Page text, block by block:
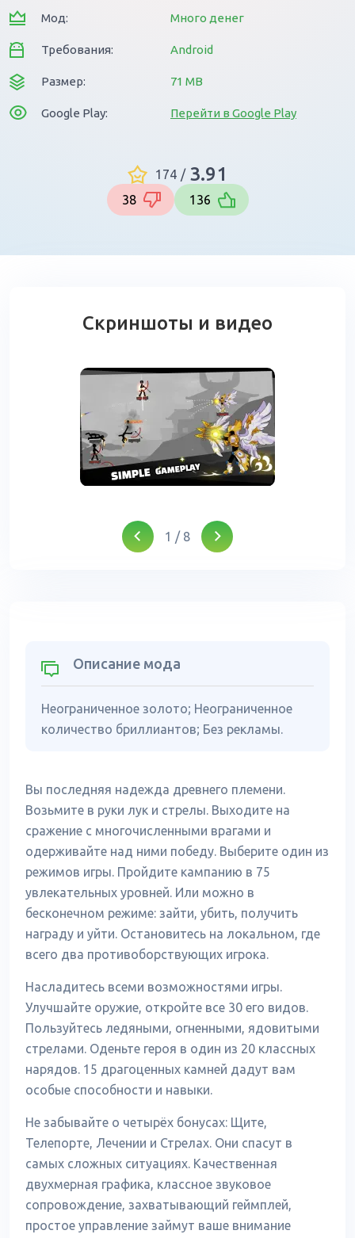
Мод: Много денег
Требования: Android
Размер: 71 MB
Google Play: Перейти в Google Play
174 / 3.91
38 136
Скриншоты и видео
1 / 8
Описание мода
Неограниченное золото; Неограниченное
количество бриллиантов; Без рекламы.
Вы последняя надежда древнего племени.
Возьмите в руки лук и стрелы. Выходите на
сражение с многочисленными врагами и
одерживайте над ними победу. Выберите один из
режимов игры. Пройдите кампанию в 75
увлекательных уровней. Или можно в
бесконечном режиме: зайти, убить, получить
награду и уйти. Остановитесь на локальном, где
всего два противоборствующих игрока.
Насладитесь всеми возможностями игры.
Улучшайте оружие, откройте все 30 его видов.
Пользуйтесь ледяными, огненными, ядовитыми
стрелами. Оденьте героя в один из 20 классных
нарядов. 15 драгоценных камней дадут вам
особые способности и навыки.
Не забывайте о четырёх бонусах: Щите,
Телепорте, Лечении и Стрелах. Они спасут в
самых сложных ситуациях. Качественная
двухмерная графика, классное звуковое
сопровождение, захватывающий геймплей,
простое управление займут ваше внимание